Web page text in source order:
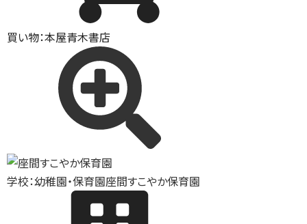
買い物：本屋青木書店
学校：幼稚園・保育園座間すこやか保育園